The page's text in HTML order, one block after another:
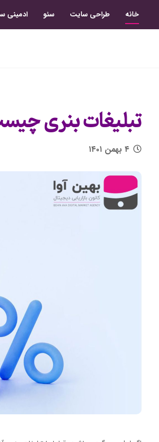
خانه طراحی سایت سئو ادمینی
تبلیغات بنری چیست ؟ 0 تا 100 تبلیغات
۴ بهمن ۱۴۰۱